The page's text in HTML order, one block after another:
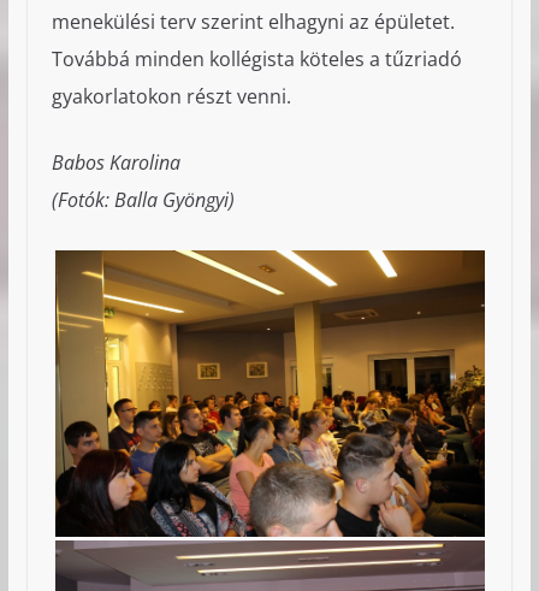
menekülési terv szerint elhagyni az épületet.
Továbbá minden kollégista köteles a tűzriadó
gyakorlatokon részt venni.
Babos Karolina
(Fotók: Balla Gyöngyi)